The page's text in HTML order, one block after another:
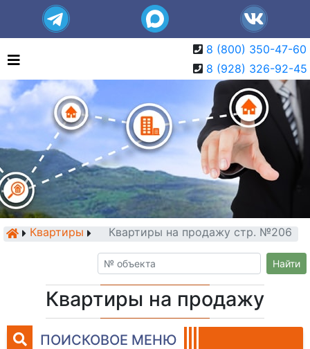
8 (800) 350-47-60
8 (928) 326-92-45
Квартиры Квартиры на продажу стр. №206
Найти
Квартиры на продажу
ПОИСКОВОЕ МЕНЮ